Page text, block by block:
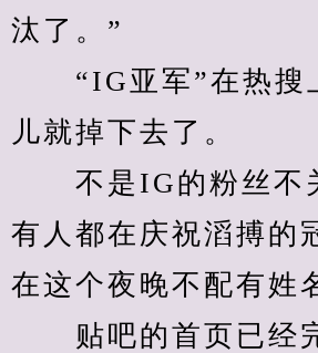
汰了。”
“IG亚军”在热搜
儿就掉下去了。
不是IG的粉丝不
有人都在庆祝滔搏的
在这个夜晚不配有姓
贴吧的首页已经